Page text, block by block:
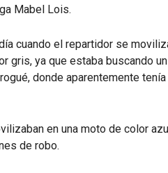
Mabel Lois.
cuando el repartidor se
gris, ya que estaba buscando
donde aparentemente
en una moto de color
de robo.